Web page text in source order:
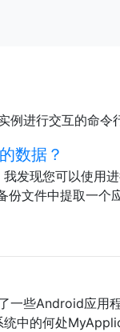
进行交互的命令
数据？
发现您可以使用
文件中提取一个
一些Android应用
中的何处